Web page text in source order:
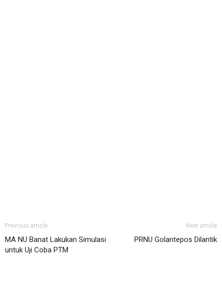
Previous article
MA NU Banat Lakukan Simulasi
untuk Uji Coba PTM
Next article
PRNU Golantepos Dilantik